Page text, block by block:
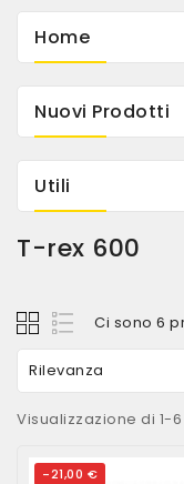
Home
Nuovi Prodotti
Utili
T-rex 600
Ci sono 6
Rilevanza
Visualizzazione di 1-
-21,00 €